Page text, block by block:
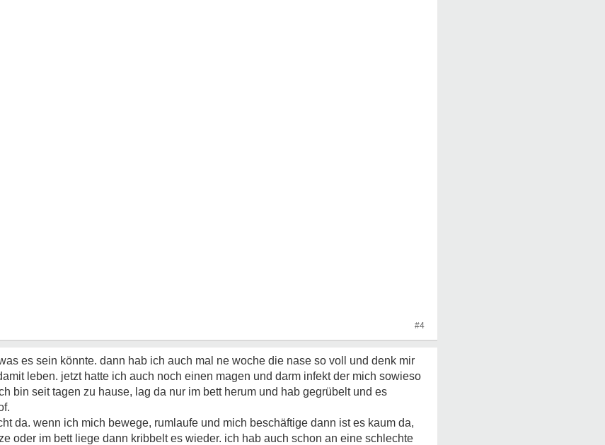
#4
es sein könnte. dann hab ich auch mal ne woche die nase so voll und denk mir
leben. jetzt hatte ich auch noch einen magen und darm infekt der mich sowieso
bin seit tagen zu hause, lag da nur im bett herum und hab gegrübelt und es
da. wenn ich mich bewege, rumlaufe und mich beschäftige dann ist es kaum da,
oder im bett liege dann kribbelt es wieder. ich hab auch schon an eine schlechte